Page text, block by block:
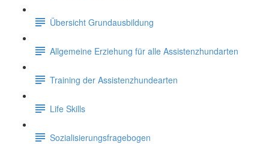
Übersicht Grundausbildung
Allgemeine Erziehung für alle Assistenzhundarten
Training der Assistenzhundearten
Life Skills
Sozialisierungsfragebogen